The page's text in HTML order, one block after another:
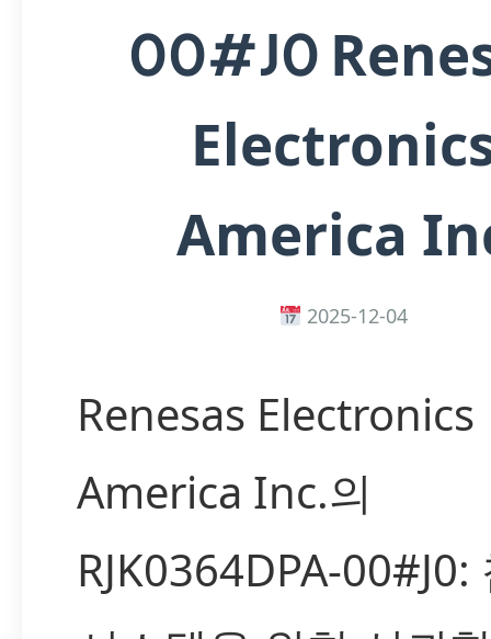
00#J0
America
2025-12-04
Renesas Electronics
America Inc.의
RJK0364DPA-00#J0: